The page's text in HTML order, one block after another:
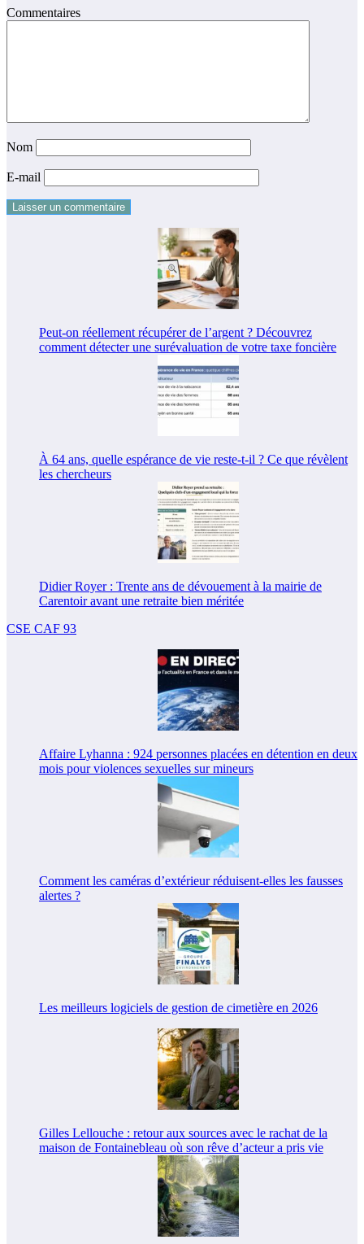
Commentaires
Nom
E-mail
Peut-on réellement récupérer de l’argent ? Découvrez
comment détecter une surévaluation de votre taxe foncière
À 64 ans, quelle espérance de vie reste-t-il ? Ce que révèlent
les chercheurs
Didier Royer : Trente ans de dévouement à la mairie de
Carentoir avant une retraite bien méritée
CSE CAF 93
Affaire Lyhanna : 924 personnes placées en détention en deux
mois pour violences sexuelles sur mineurs
Comment les caméras d’extérieur réduisent-elles les fausses
alertes ?
Les meilleurs logiciels de gestion de cimetière en 2026
Gilles Lellouche : retour aux sources avec le rachat de la
maison de Fontainebleau où son rêve d’acteur a pris vie